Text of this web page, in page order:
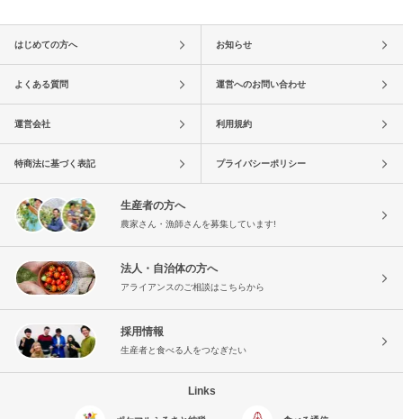
はじめての方へ お知らせ
よくある質問 運営へのお問い合わせ
運営会社 利用規約
特商法に基づく表記 プライバシーポリシー
生産者の方へ
農家さん・漁師さんを募集しています!
法人・自治体の方へ
アライアンスのご相談はこちらから
採用情報
生産者と食べる人をつなぎたい
Links